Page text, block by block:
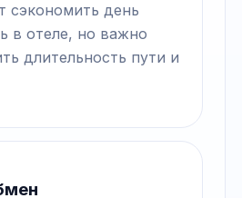
сэкономить день
в отеле, но важно
длительность пути и